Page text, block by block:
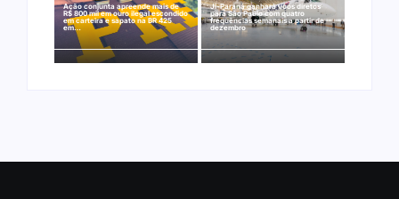
Ação conjunta apreende mais de
R$ 800 mil em ouro ilegal escondido
em carteira e sapato na BR 425
em…
Ji-Paraná ganhará voos diretos
para São Paulo com quatro
frequências semanais a partir de
dezembro